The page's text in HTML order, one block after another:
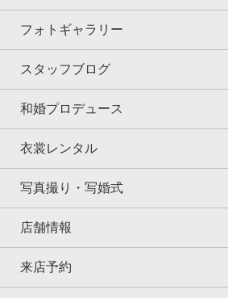
フォトギャラリー
スタッフブログ
和婚プロデュース
衣裳レンタル
写真撮り・写婚式
店舗情報
来店予約